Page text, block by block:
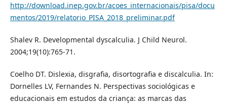
http://download.inep.gov.br/acoes_internacionais/pisa/docu
mentos/2019/relatorio_PISA_2018_preliminar.pdf
Shalev R. Developmental dyscalculia. J Child Neurol.
2004;19(10):765-71.
Coelho DT. Dislexia, disgrafia, disortografia e discalculia. In:
Dornelles LV, Fernandes N. Perspectivas sociológicas e
educacionais em estudos da criança: as marcas das